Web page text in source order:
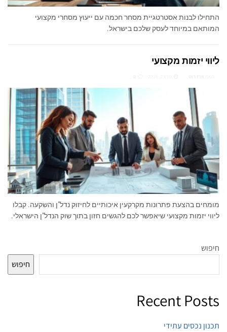
התחילו לבנות אסטרטגיית מסחר חכמה עם ייעוץ מסחרי מקצועי
המותאם במיוחד לעסק שלכם בישראל.
ליווי יזמות מקצועי
מומחים בהצעת פתרונות מקרקעין איכותיים לחיזוק נדל"ן והשקעה. קבלו
ליווי יזמות מקצועי שיאפשר לכם להגשים חזון בתוך שוק הנדל"ן הישראלי.
חיפוש
חיפוש
Recent Posts
תכנון נכסים עתידי